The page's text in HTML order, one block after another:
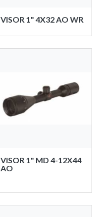
VISOR 1" 4X32 AO WR
VISOR 1" MD 4-12X44
AO